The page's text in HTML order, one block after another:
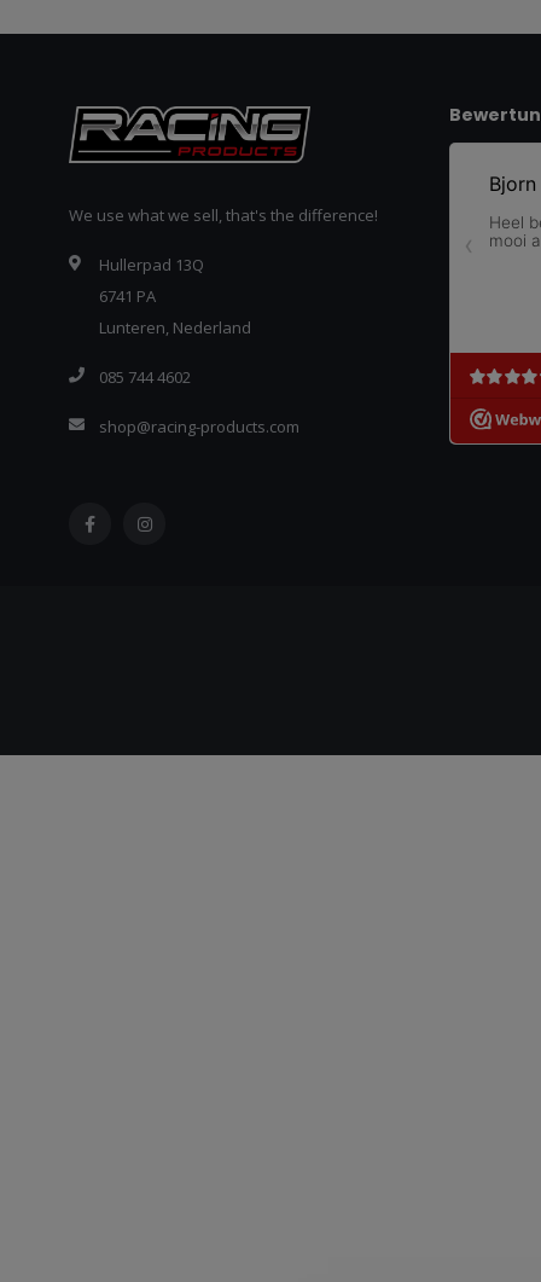
We use what we sell, that's the difference!
Hullerpad 13Q
6741 PA
Lunteren, Nederland
085 744 4602
shop@racing-products.com